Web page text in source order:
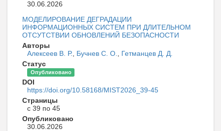
30.06.2026
МОДЕЛИРОВАНИЕ ДЕГРАДАЦИИ
ИНФОРМАЦИОННЫХ СИСТЕМ ПРИ ДЛИТЕЛЬНОМ
ОТСУТСТВИИ ОБНОВЛЕНИЙ БЕЗОПАСНОСТИ
Авторы
Алексеев В. Р.
Бучнев С. О.
Гетманцев Д. Д.
Статус
Опубликовано
DOI
https://doi.org/10.58168/MIST2026_39-45
Страницы
с 39 по 45
Опубликовано
30.06.2026